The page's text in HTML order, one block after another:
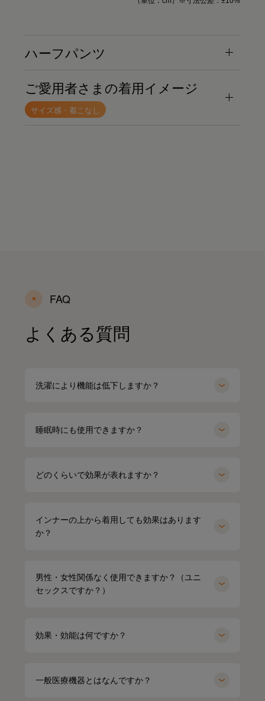
ハーフパンツ
ご愛用者さまの着用イメージ
サイズ感・着こなし
FAQ
よくある質問
洗濯により機能は低下しますか？
睡眠時にも使用できますか？
どのくらいで効果が表れますか？
インナーの上から着用しても効果はあります
か？
男性・女性関係なく使用できますか？（ユニ
セックスですか？）
効果・効能は何ですか？
一般医療機器とはなんですか？